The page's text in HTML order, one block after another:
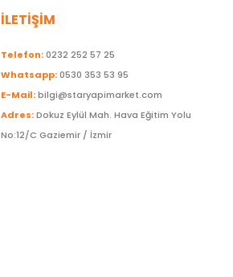
İLETİŞİM
Telefon:0232 252 57 25
Whatsapp:0530 353 53 95
E-Mail:bilgi@staryapimarket.com
Adres:Dokuz Eylül Mah. Hava Eğitim Yolu
No:12/C Gaziemir / İzmir